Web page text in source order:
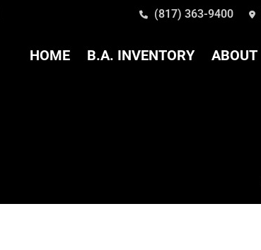
(817) 363-9400
HOME B.A. INVENTORY ABOUT